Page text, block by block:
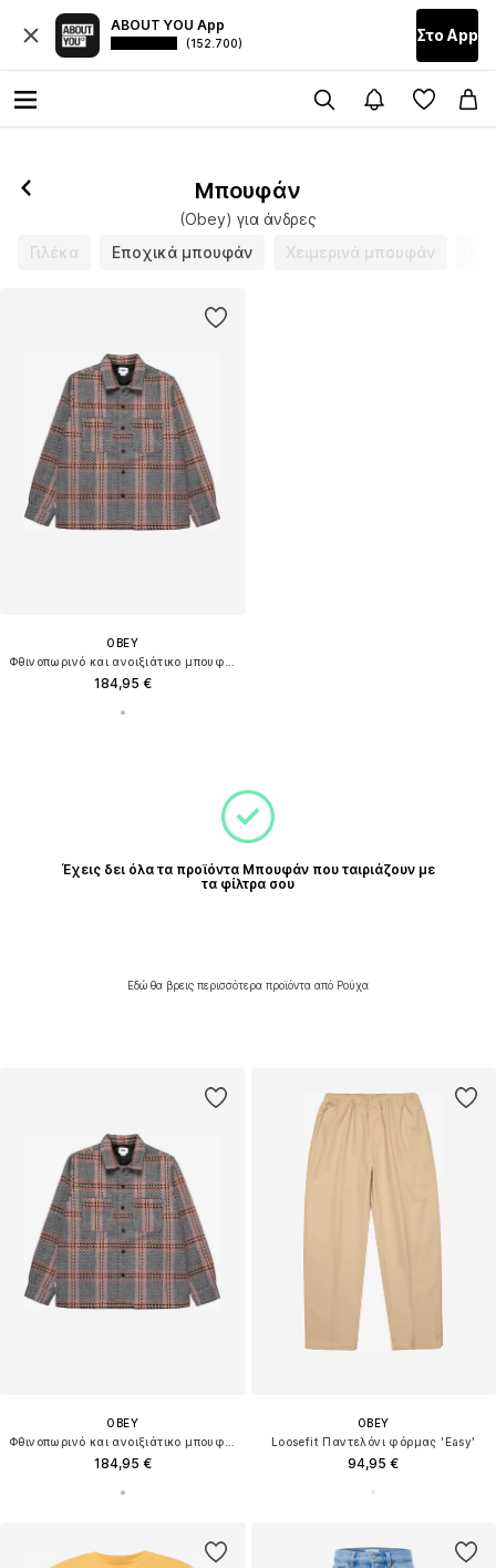
ABOUT YOU App
(152.700) Στο Αpp
Μπουφάν
(Obey) για άνδρες
Γιλέκα
Εποχικά μπουφάν Χειμερινά μπουφάν
OBEY
184,95 €
Έχεις δει όλα τα προϊόντα Μπουφάν που ταιριάζουν με
τα φίλτρα σου
Εδώ θα βρεις περισσότερα προϊόντα από Ρούχα
OBEY
184,95 €
OBEY
Loosefit Παντελόνι φόρμας 'Easy'
94,95 €